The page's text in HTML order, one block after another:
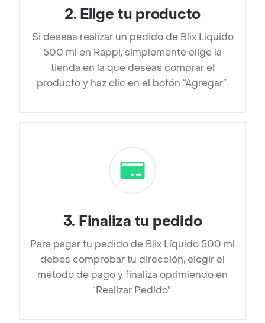
2. Elige tu producto
Si deseas realizar un pedido de Blix Líquido
500 ml en Rappi, simplemente elige la
tienda en la que deseas comprar el
producto y haz clic en el botón “Agregar”.
3. Finaliza tu pedido
Para pagar tu pedido de Blix Líquido 500 ml
debes comprobar tu dirección, elegir el
método de pago y finaliza oprimiendo en
“Realizar Pedido”.